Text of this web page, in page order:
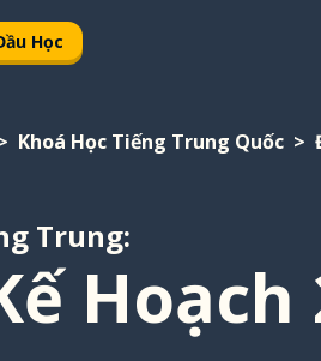
Học
Khoá Học Tiếng Trung Quốc
Trung:
Hoạch